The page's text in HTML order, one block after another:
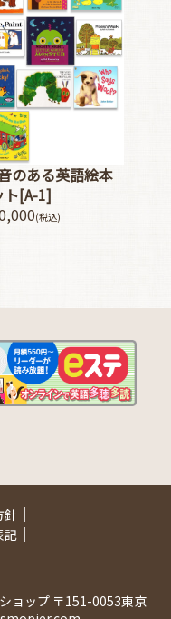
のある英語絵本
ト[A-1]
(税込)
針 ｜
記 ｜
ョップ 〒151-0053東京